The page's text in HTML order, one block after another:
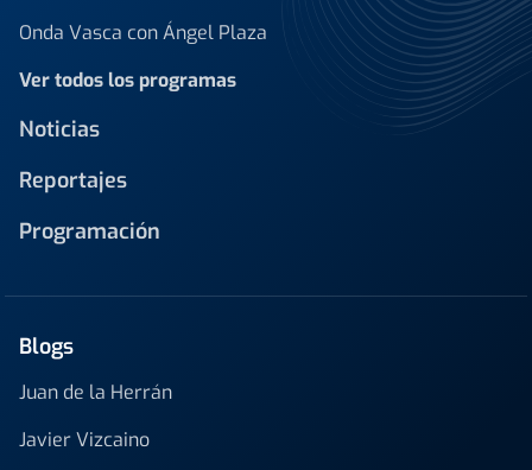
Onda Vasca con Ángel Plaza
Ver todos los programas
Noticias
Reportajes
Programación
Blogs
Juan de la Herrán
Javier Vizcaino